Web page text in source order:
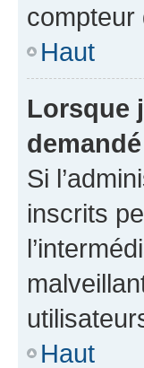
compteur
Haut
Lorsque
Si
inscrits
Haut